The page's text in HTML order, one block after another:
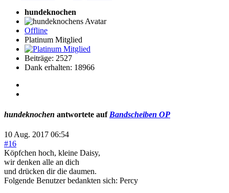
hundeknochen
Offline
Platinum Mitglied
Beiträge: 2527
Dank erhalten: 18966
hundeknochen antwortete auf Bandscheiben OP
10 Aug. 2017 06:54
#16
Köpfchen hoch, kleine Daisy,
wir denken alle an dich
und drücken dir die daumen.
Folgende Benutzer bedankten sich: Percy